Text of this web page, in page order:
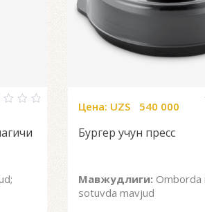
Цена: UZS 540 000
Бургер учун пресс
Мавжудлиги: Omborda
sotuvda mavjud